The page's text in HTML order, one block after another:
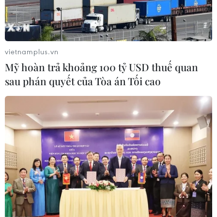
TIN LIÊN QUAN
Ủy ban Thường vụ Quốc hội: Cắt giảm
vietnamplus.vn
Mỹ hoàn trả khoảng 100 tỷ USD thuế quan
sau phán quyết của Tòa án Tối cao